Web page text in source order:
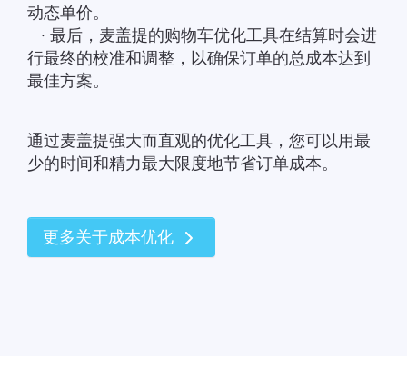
动态单价。
· 最后，麦盖提的购物车优化工具在结算时会进
行最终的校准和调整，以确保订单的总成本达到
最佳方案。
通过麦盖提强大而直观的优化工具，您可以用最
少的时间和精力最大限度地节省订单成本。
更多关于成本优化